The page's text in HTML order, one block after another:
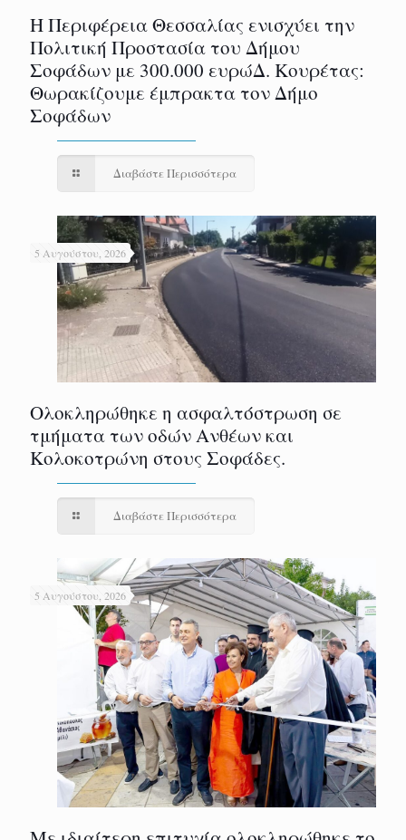
Η Περιφέρεια Θεσσαλίας ενισχύει την
Πολιτική Προστασία του Δήμου
Σοφάδων με 300.000 ευρώΔ. Κουρέτας:
Θωρακίζουμε έμπρακτα τον Δήμο
Σοφάδων
Διαβάστε Περισσότερα
5 Αυγούστου, 2026
Ολοκληρώθηκε η ασφαλτόστρωση σε
τμήματα των οδών Ανθέων και
Κολοκοτρώνη στους Σοφάδες.
Διαβάστε Περισσότερα
5 Αυγούστου, 2026